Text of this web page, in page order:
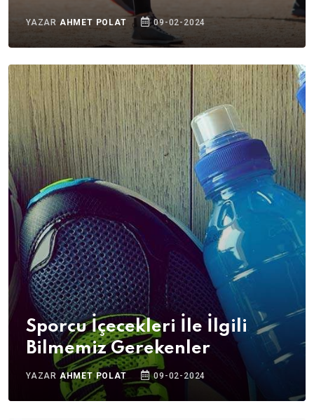
YAZAR AHMET POLAT 09-02-2024
Sporcu İçecekleri İle İlgili
Bilmemiz Gerekenler
YAZAR AHMET POLAT 09-02-2024